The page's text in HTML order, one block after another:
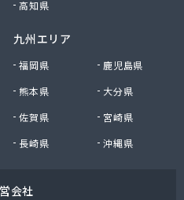
高知県
九州エリア
福岡県
鹿児島県
熊本県
大分県
佐賀県
宮崎県
長崎県
沖縄県
会社